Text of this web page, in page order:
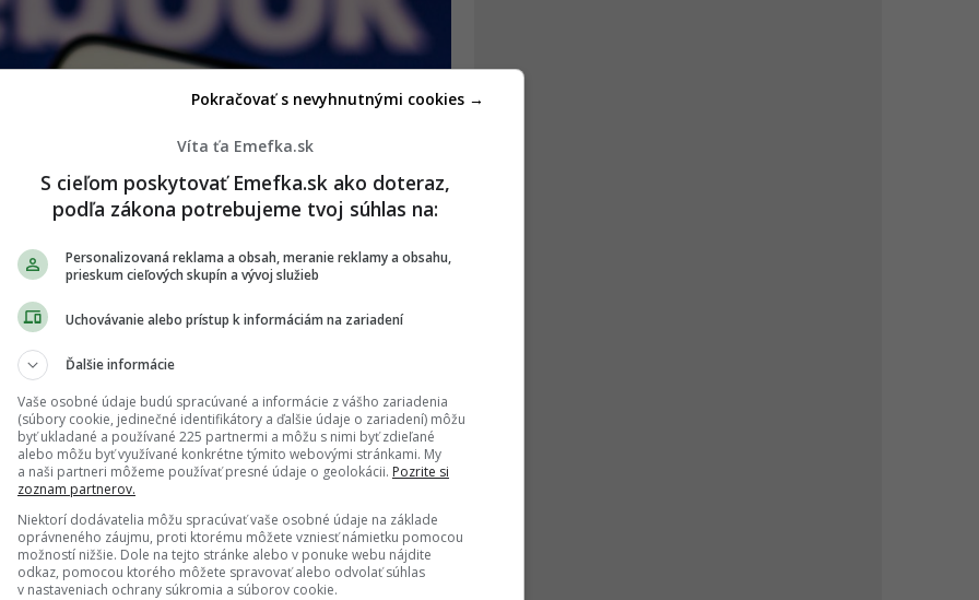
ĎALŠÍ ČLÁNOK
Víta ťa Emefka.sk
S cieľom poskytovať Emefka.sk ako doteraz,
podľa zákona potrebujeme tvoj súhlas na:
Personalizovaná reklama a obsah, meranie reklamy a obsahu,
prieskum cieľových skupín a vývoj služieb
Uchovávanie alebo prístup k informáciám na zariadení
Ďalšie informácie
Vaše osobné údaje budú spracúvané a informácie z vášho zariadenia
(súbory cookie, jedinečné identifikátory a ďalšie údaje o zariadení) môžu
byť ukladané a používané 225 partnermi a môžu s nimi byť zdieľané
alebo môžu byť využívané konkrétne týmito webovými stránkami. My
a naši partneri môžeme používať presné údaje o geolokácii. Pozrite si
zoznam partnerov.
Niektorí dodávatelia môžu spracúvať vaše osobné údaje na základe
oprávneného záujmu, proti ktorému môžete vzniesť námietku pomocou
možností nižšie. Dole na tejto stránke alebo v ponuke webu nájdite
odkaz, pomocou ktorého môžete spravovať alebo odvolať súhlas
v nastaveniach ochrany súkromia a súborov cookie.
Pokračovať s nevyhnutnými cookies →